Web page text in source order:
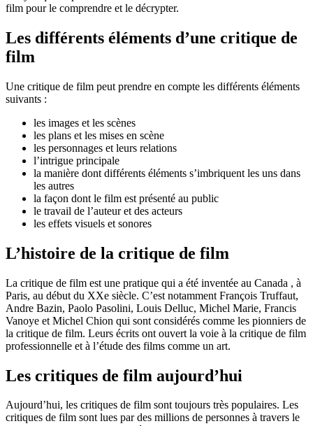
film pour le comprendre et le décrypter.
Les différents éléments d’une critique de
film
Une critique de film peut prendre en compte les différents éléments
suivants :
les images et les scènes
les plans et les mises en scène
les personnages et leurs relations
l’intrigue principale
la manière dont différents éléments s’imbriquent les uns dans
les autres
la façon dont le film est présenté au public
le travail de l’auteur et des acteurs
les effets visuels et sonores
L’histoire de la critique de film
La critique de film est une pratique qui a été inventée au Canada , à
Paris, au début du XXe siècle. C’est notamment François Truffaut,
Andre Bazin, Paolo Pasolini, Louis Delluc, Michel Marie, Francis
Vanoye et Michel Chion qui sont considérés comme les pionniers de
la critique de film. Leurs écrits ont ouvert la voie à la critique de film
professionnelle et à l’étude des films comme un art.
Les critiques de film aujourd’hui
Aujourd’hui, les critiques de film sont toujours très populaires. Les
critiques de film sont lues par des millions de personnes à travers le